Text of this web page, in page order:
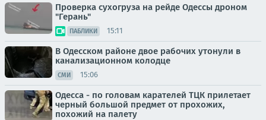
Проверка сухогруза на рейде Одессы дроном
"Герань"
ПАБЛИКИ 15:11
В Одесском районе двое рабочих утонули в
канализационном колодце
СМИ 15:06
Одесса - по головам карателей ТЦК прилетает
черный большой предмет от прохожих,
похожий на палету